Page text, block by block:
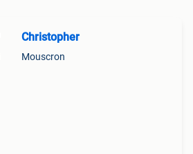
Christopher
Mouscron